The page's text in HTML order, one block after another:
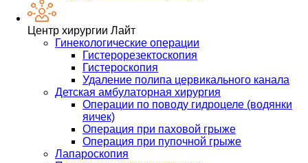
Центр хирургии Лайт
Гинекологические операции
Гистерорезектоскопия
Гистероскопия
Удаление полипа цервикального канала
Детская амбулаторная хирургия
Операции по поводу гидроцеле (водянки
яичек)
Операция при паховой грыже
Операция при пупочной грыже
Лапароскопия